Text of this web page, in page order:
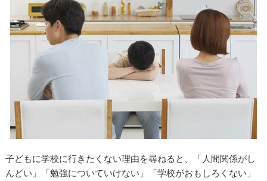
子どもに学校に行きたくない理由を尋ねると、「人間関係がし
んどい」「勉強についていけない」「学校がおもしろくない」